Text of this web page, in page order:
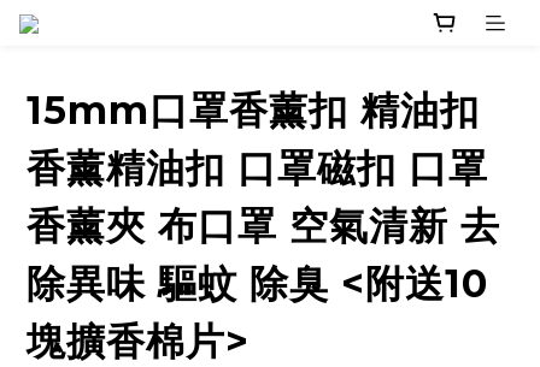
15mm口罩香薰扣 精油扣
香薰精油扣 口罩磁扣 口罩
香薰夾 布口罩 空氣清新 去
除異味 驅蚊 除臭 <附送10
塊擴香棉片>